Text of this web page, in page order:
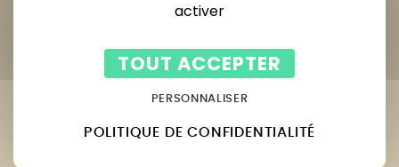
activer
TOUT ACCEPTER
PERSONNALISER
POLITIQUE DE CONFIDENTIALITÉ